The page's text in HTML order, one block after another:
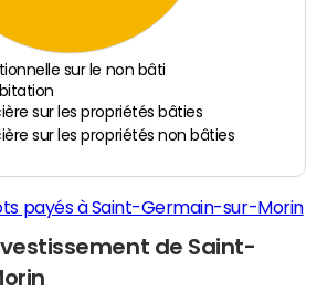
sur le non bâti
sur les propriétés bâties
sur les propriétés non bâties
payés à Saint-Germain-sur-Morin
de Saint-